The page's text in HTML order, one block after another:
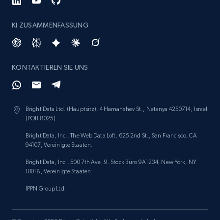
Glassdoor companies overview information
Details founded, Details type, Country code,
Company type, and more.
Business Beliebt
Google maps reviews
URL, Place id, Place name, Country, Address,
Review id, Reviewer name, Reviews by reviewer,
Business
KI ZUSAMMENFASSUNG
KONTAKTIEREN SIE UNS
Bright Data Ltd. (Hauptsitz), 4 Hamahshev St., Netanya 4250714, Israel
(POB 8025).
Bright Data, Inc., The Web Data Loft, 625 2nd St., San Francisco, CA
94107, Vereinigte Staaten.
Bright Data, Inc., 500 7th Ave, 9. Stock Büro 9A1234, New York, NY
10018, Vereinigte Staaten.
IPPN Group Ltd.